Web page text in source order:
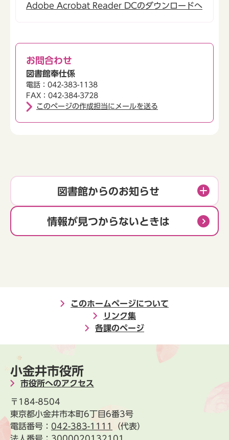
Adobe Acrobat Reader DCのダウンロードへ
お問合わせ
図書館奉仕係
電話：042-383-1138
FAX：042-384-3728
このページの作成担当にメールを送る
図書館からのお知らせ
情報が見つからないときは
このホームページについて
リンク集
各課のページ
小金井市役所
市役所へのアクセス
〒184-8504
東京都小金井市本町6丁目6番3号
電話番号： 042-383-1111
（代表）